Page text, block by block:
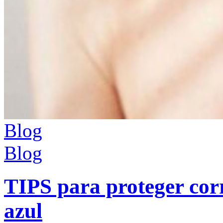
Blog
Blog
TIPS para proteger
azul